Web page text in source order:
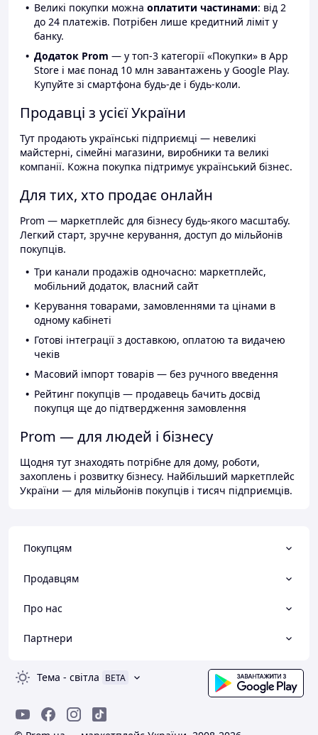
Великі покупки можна оплатити частинами: від 2
до 24 платежів. Потрібен лише кредитний ліміт у
банку.
Додаток Prom — у топ-3 категорії «Покупки» в App
Store і має понад 10 млн завантажень у Google Play.
Купуйте зі смартфона будь-де і будь-коли.
Продавці з усієї України
Тут продають українські підприємці — невеликі
майстерні, сімейні магазини, виробники та великі
компанії. Кожна покупка підтримує український бізнес.
Для тих, хто продає онлайн
Prom — маркетплейс для бізнесу будь-якого масштабу.
Легкий старт, зручне керування, доступ до мільйонів
покупців.
Три канали продажів одночасно: маркетплейс,
мобільний додаток, власний сайт
Керування товарами, замовленнями та цінами в
одному кабінеті
Готові інтеграції з доставкою, оплатою та видачею
чеків
Масовий імпорт товарів — без ручного введення
Рейтинг покупців — продавець бачить досвід
покупця ще до підтвердження замовлення
Prom — для людей і бізнесу
Щодня тут знаходять потрібне для дому, роботи,
захоплень і розвитку бізнесу. Найбільший маркетплейс
України — для мільйонів покупців і тисяч підприємців.
Покупцям
Продавцям
Про нас
Партнери
Тема - світла BETA